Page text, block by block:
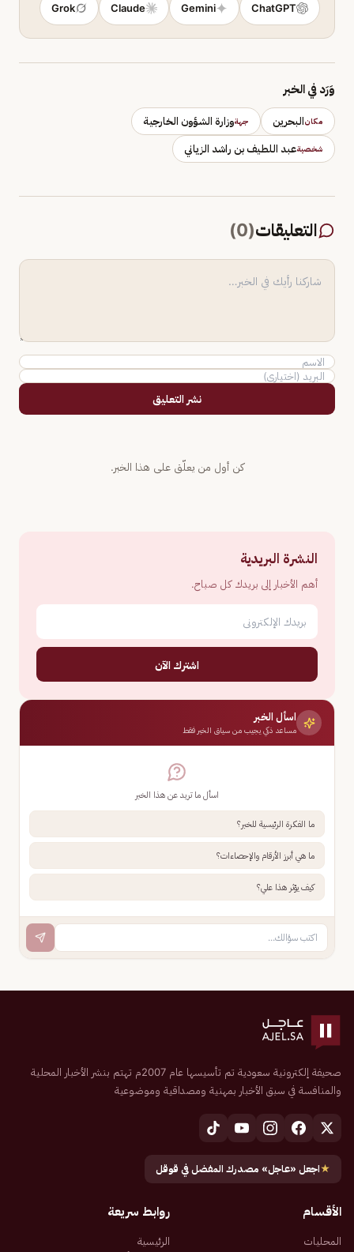
ChatGPT
Gemini
Claude
Grok
وَرَد في الخبر
مكانالبحرين جهةوزارة الشؤون الخارجية
شخصيةعبد اللطيف بن راشد الزياني
التعليقات(
0
)
نشر التعليق
كن أول من يعلّق على هذا الخبر.
النشرة البريدية
أهم الأخبار إلى بريدك كل صباح.
اشترك الآن
اسأل الخبر
مساعد ذكي يجيب من سياق الخبر فقط
اسأل ما تريد عن هذا الخبر
ما الفكرة الرئيسية للخبر؟
ما هي أبرز الأرقام والإحصاءات؟
كيف يؤثر هذا علي؟
صحيفة إلكترونية سعودية تم تأسيسها عام 2007م تهتم بنشر الأخبار المحلية
والمنافسة في سبق الأخبار بمهنية ومصداقية وموضوعية
★اجعل «عاجل» مصدرك المفضل في قوقل
الأقسام
المحليات
روابط سريعة
الرئيسية